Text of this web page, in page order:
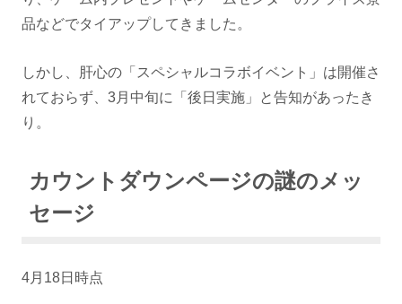
品などでタイアップしてきました。
しかし、肝心の「スペシャルコラボイベント」は開催さ
れておらず、3月中旬に「後日実施」と告知があったき
り。
カウントダウンページの謎のメッ
セージ
4月18日時点